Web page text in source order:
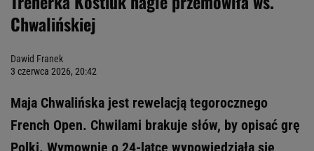
Chwalińskiej
Dawid Franek
3 czerwca 2026, 20:42
Maja Chwalińska jest rewelacją tegorocznego
French Open. Chwilami brakuje słów, by opisać grę
Polki. Wymownie o 24-latce wypowiedziała się